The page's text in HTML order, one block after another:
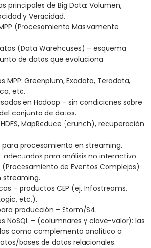
principales de Big Data: Volumen,
y Veracidad.
(Procesamiento Masivamente
(Data Warehouses) – esquema
de datos que evoluciona
MPP: Greenplum, Exadata, Teradata,
etc.
en Hadoop – sin condiciones sobre
conjunto de datos.
MapReduce (crunch), recuperación
para procesamiento en streaming.
adecuados para análisis no interactivo.
(Procesamiento de Eventos Complejos)
streaming.
– productos CEP (ej. Infostreams,
etc.).
producción – Storm/S4.
NoSQL – (columnares y clave-valor): las
como complemento analítico a
bases de datos relacionales.